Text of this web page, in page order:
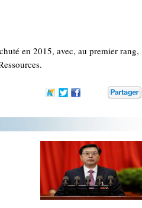
en 2015, avec, au premier rang,